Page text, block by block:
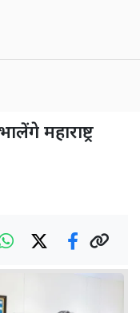
महाराष्ट्र